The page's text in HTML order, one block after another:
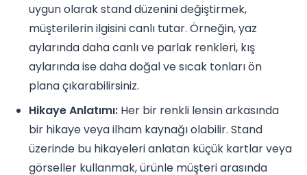
uygun olarak stand düzenini değiştirmek,
müşterilerin ilgisini canlı tutar. Örneğin, yaz
aylarında daha canlı ve parlak renkleri, kış
aylarında ise daha doğal ve sıcak tonları ön
plana çıkarabilirsiniz.
Hikaye Anlatımı: Her bir renkli lensin arkasında
bir hikaye veya ilham kaynağı olabilir. Stand
üzerinde bu hikayeleri anlatan küçük kartlar veya
görseller kullanmak, ürünle müşteri arasında